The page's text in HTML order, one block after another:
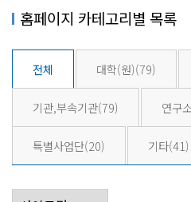
홈페이지 카테고리별 목록
전체 대학(원)(79)
기관,부속기관(79) 연구
특별사업단(20) 기타(41)